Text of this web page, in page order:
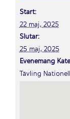
Start:
22 maj, 2025
Slutar:
25 maj, 2025
Evenemang
Tävling